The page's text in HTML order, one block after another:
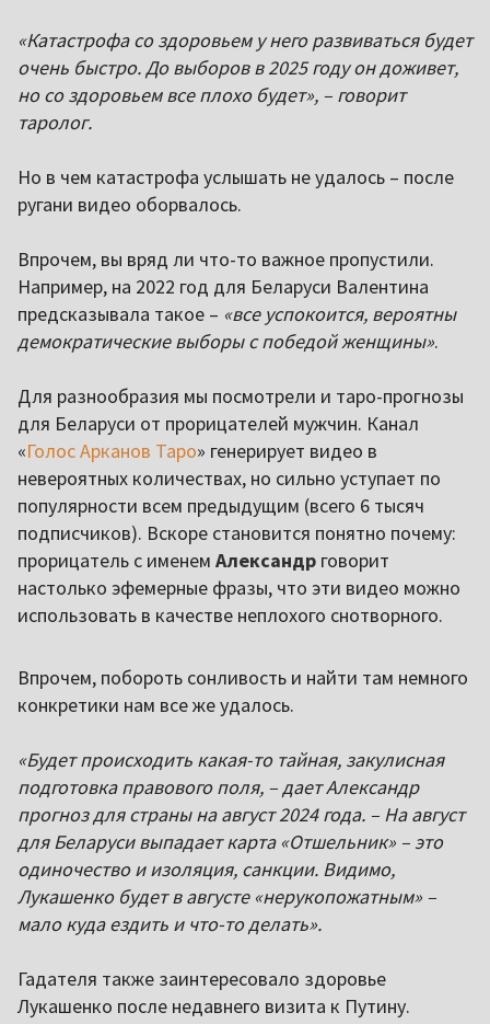
«Катастрофа со здоровьем у него развиваться будет
очень быстро. До выборов в 2025 году он доживет,
но со здоровьем все плохо будет», – говорит
таролог.
Но в чем катастрофа услышать не удалось – после
ругани видео оборвалось.
Впрочем, вы вряд ли что-то важное пропустили.
Например, на 2022 год для Беларуси Валентина
предсказывала такое – «все успокоится, вероятны
демократические выборы с победой женщины».
Для разнообразия мы посмотрели и таро-прогнозы
для Беларуси от прорицателей мужчин. Канал
«Голос Арканов Таро» генерирует видео в
невероятных количествах, но сильно уступает по
популярности всем предыдущим (всего 6 тысяч
подписчиков). Вскоре становится понятно почему:
прорицатель с именем Александр говорит
настолько эфемерные фразы, что эти видео можно
использовать в качестве неплохого снотворного.
Впрочем, побороть сонливость и найти там немного
конкретики нам все же удалось.
«Будет происходить какая-то тайная, закулисная
подготовка правового поля, – дает Александр
прогноз для страны на август 2024 года. – На август
для Беларуси выпадает карта «Отшельник» – это
одиночество и изоляция, санкции. Видимо,
Лукашенко будет в августе «нерукопожатным» –
мало куда ездить и что-то делать».
Гадателя также заинтересовало здоровье
Лукашенко после недавнего визита к Путину.